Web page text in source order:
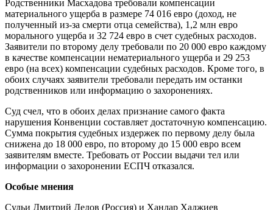
Родственники Масхадова требовали компенсации
материального ущерба в размере 74 016 евро (доход, не
полученный из-за смерти отца семейства), 1,2 млн евро
морального ущерба и 32 724 евро в счет судебных расходов.
Заявители по второму делу требовали по 20 000 евро каждому
в качестве компенсации нематериального ущерба и 29 253
евро (на всех) компенсации судебных расходов. Кроме того, в
обоих случаях заявители требовали передать им останки
родственников или информацию о захоронениях.
Суд счел, что в обоих делах признание самого факта
нарушения Конвенции составляет достаточную компенсацию.
Сумма покрытия судебных издержек по первому делу была
снижена до 18 000 евро, по второму до 15 000 евро всем
заявителям вместе. Требовать от России выдачи тел или
информации о захоронении ЕСПЧ отказался.
Особые мнения
Судьи Дмитрий Дедов (Россия) и Ханлар Хаджиев